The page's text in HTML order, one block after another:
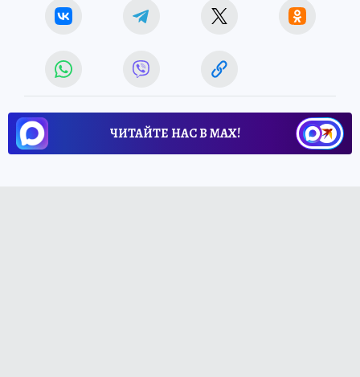
ЧИТАЙТЕ НАС В МАХ!